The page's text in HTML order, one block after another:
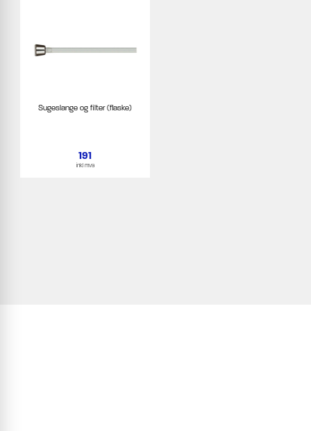
Sugeslange og filter (flaske)
191
inkl mva